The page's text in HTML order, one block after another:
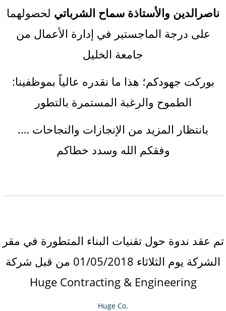
ناصرالدين والأستاذة سماح الشرباتي لحصولهما
على درجة الماجستير في إدارة الأعمال من
جامعة الخليل
بوركت جهودكم؛ هذا ما نقدره عالياً بموظفينا:
الطموح والرغبة المستمرة بالتطور
بانتظار المزيد من الإنجازات والنجاحات ….
وفقكم الله وسدد خطاكم
تم عقد ندوة حول تقنيات البناء المتطورة في مقر
الشركة يوم الثلاثاء 01/05/2018 من قبل شركة
Huge Contracting & Engineering
Huge Co.